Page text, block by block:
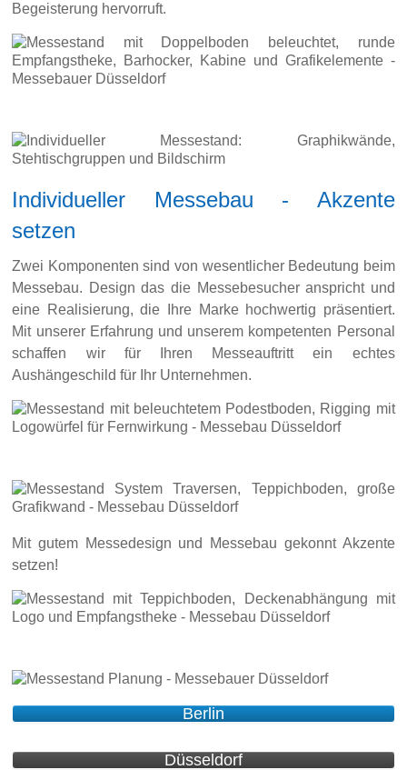
Begeisterung hervorruft.
Individueller Messebau - Akzente
setzen
Zwei Komponenten sind von wesentlicher Bedeutung beim
Messebau. Design das die Messebesucher anspricht und
eine Realisierung, die Ihre Marke hochwertig präsentiert.
Mit unserer Erfahrung und unserem kompetenten Personal
schaffen wir für Ihren Messeauftritt ein echtes
Aushängeschild für Ihr Unternehmen.
Mit gutem Messedesign und Messebau gekonnt Akzente
setzen!
Berlin
Düsseldorf